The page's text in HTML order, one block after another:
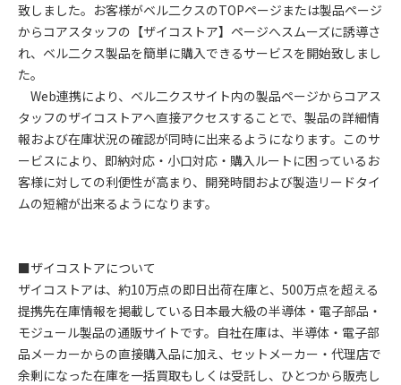
致しました。お客様がベル二クスのTOPページまたは製品ページ
からコアスタッフの【ザイコストア】ページへスムーズに誘導さ
れ、ベル二クス製品を簡単に購入できるサービスを開始致しまし
た。
Web連携により、ベル二クスサイト内の製品ページからコアス
タッフのザイコストアへ直接アクセスすることで、製品の詳細情
報および在庫状況の確認が同時に出来るようになります。このサ
ービスにより、即納対応・小口対応・購入ルートに困っているお
客様に対しての利便性が高まり、開発時間および製造リードタイ
ムの短縮が出来るようになります。
■ザイコストアについて
ザイコストアは、約10万点の即日出荷在庫と、500万点を超える
提携先在庫情報を掲載している日本最大級の半導体・電子部品・
モジュール製品の通販サイトです。自社在庫は、半導体・電子部
品メーカーからの直接購入品に加え、セットメーカー・代理店で
余剰になった在庫を一括買取もしくは受託し、ひとつから販売し